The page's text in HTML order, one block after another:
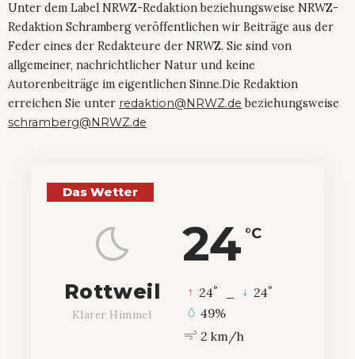
Unter dem Label NRWZ-Redaktion beziehungsweise NRWZ-
Redaktion Schramberg veröffentlichen wir Beiträge aus der
Feder eines der Redakteure der NRWZ. Sie sind von
allgemeiner, nachrichtlicher Natur und keine
Autorenbeiträge im eigentlichen Sinne.Die Redaktion
erreichen Sie unter redaktion@NRWZ.de beziehungsweise
schramberg@NRWZ.de
Das Wetter
24 °C
Rottweil
Klarer Himmel
24° 24°
49%
2 km/h